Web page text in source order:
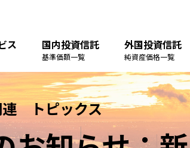
ス 国内投資信託
基準価額一覧
外国投資信託
純資産価格一覧
連 トピックス